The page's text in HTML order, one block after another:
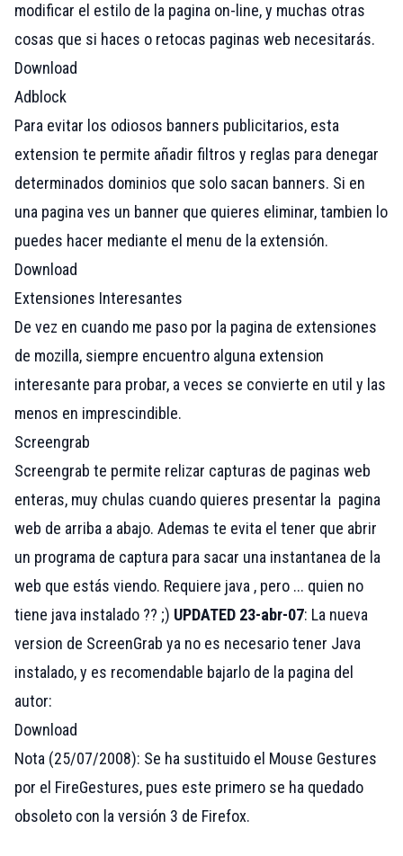
modificar el estilo de la pagina on-line, y muchas otras
cosas que si haces o retocas paginas web necesitarás.
Download
Adblock
Para evitar los odiosos banners publicitarios, esta
extension te permite añadir filtros y reglas para denegar
determinados dominios que solo sacan banners. Si en
una pagina ves un banner que quieres eliminar, tambien lo
puedes hacer mediante el menu de la extensión.
Download
Extensiones Interesantes
De vez en cuando me paso por la pagina de extensiones
de mozilla, siempre encuentro alguna extension
interesante para probar, a veces se convierte en util y las
menos en imprescindible.
Screengrab
Screengrab te permite relizar capturas de paginas web
enteras, muy chulas cuando quieres presentar la pagina
web de arriba a abajo. Ademas te evita el tener que abrir
un programa de captura para sacar una instantanea de la
web que estás viendo. Requiere java , pero ... quien no
tiene java instalado ?? ;) UPDATED 23-abr-07: La nueva
version de ScreenGrab ya no es necesario tener Java
instalado, y es recomendable bajarlo de la pagina del
autor:
Download
Nota (25/07/2008): Se ha sustituido el Mouse Gestures
por el FireGestures, pues este primero se ha quedado
obsoleto con la versión 3 de Firefox.